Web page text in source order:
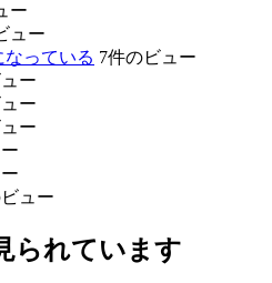
ー
ュー
っている 7件のビュー
ー
ー
ー
ュー
られています